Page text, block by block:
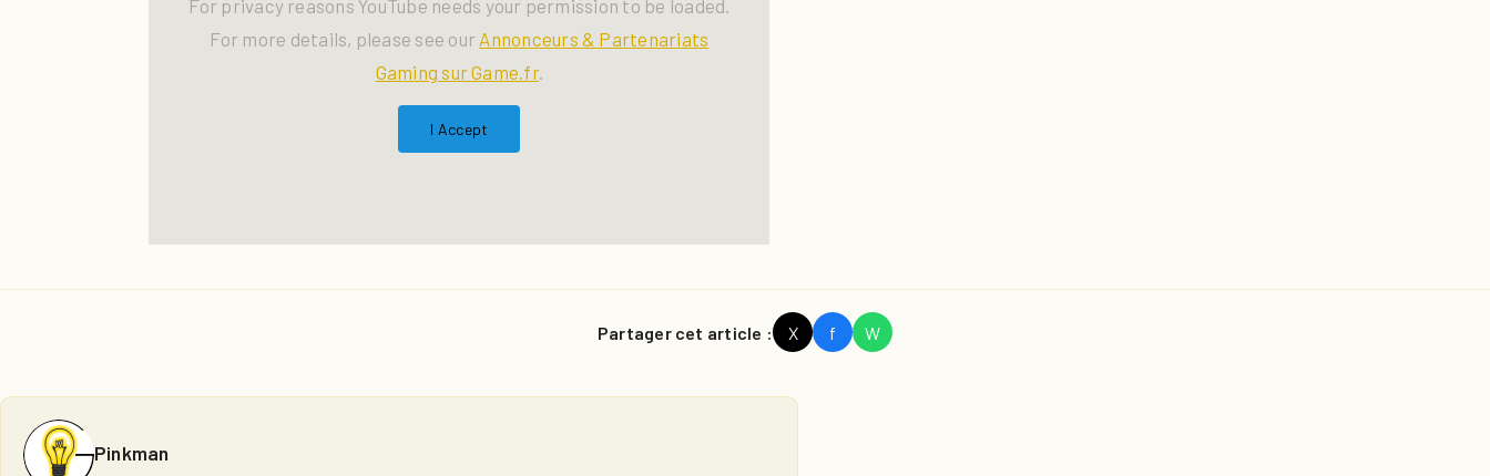
For privacy reasons YouTube needs your permission to be loaded.
For more details, please see our Annonceurs & Partenariats
Gaming sur Game.fr.
I Accept
Partager cet article : X f W
Pinkman